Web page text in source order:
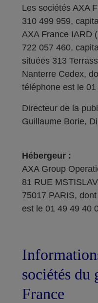
Les sociétés AXA
310 499 959,
AXA France IARD
722 057 460,
situées 313
Nanterre Cedex,
téléphone est le
Directeur de la
Guillaume Borie,
Hébergeur :
AXA Group
81 RUE
75017 PARIS,
est le 01 49 49 40
sociétés du
France